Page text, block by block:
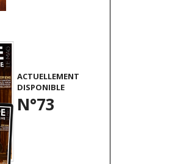
ACTUELLEMENT
DISPONIBLE
N°73